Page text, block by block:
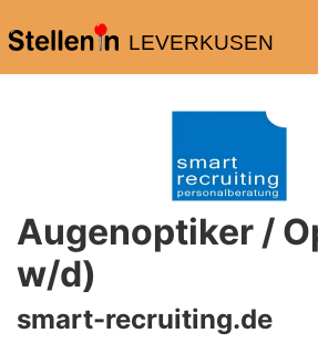
LEVERKUSEN
Augenoptiker /
w/d)
smart-recruiting.de